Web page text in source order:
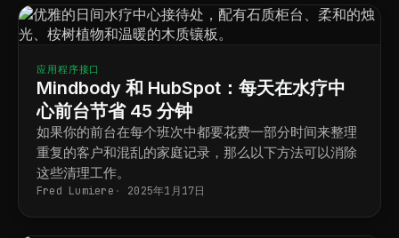
应用程序接口
Mindbody 和 HubSpot：每天在水疗中
心前台节省 45 分钟
如果你的前台在每个班次中都要花费一部分时间来整理
重复的客户和混乱的家庭记录，那么以下方法可以消除
这些清理工作。
Fred Lumiere 2025年1月17日